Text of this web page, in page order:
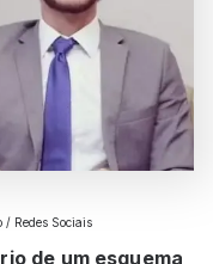
/ Redes Sociais
de um esquema